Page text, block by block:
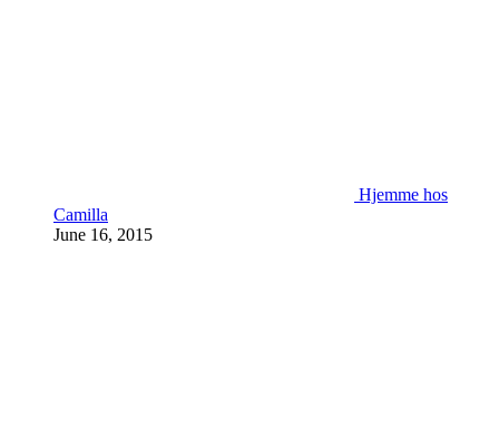
Hjemme hos
Camilla
June 16, 2015